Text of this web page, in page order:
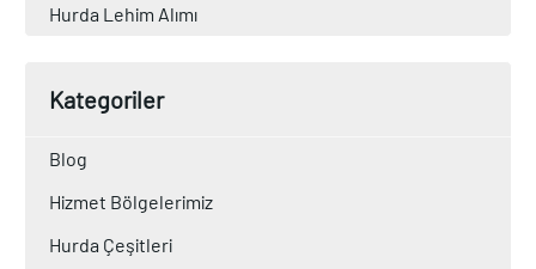
Hurda Lehim Alımı
Kategoriler
Blog
Hizmet Bölgelerimiz
Hurda Çeşitleri